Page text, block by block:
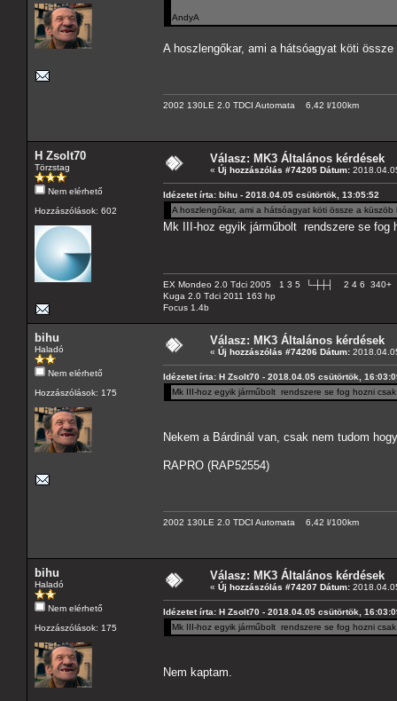
AndyA
A hoszlengőkar, ami a hátsóagyat köti
2002 130LE 2.0 TDCI Automata 6,42 l/100km
H Zsolt70
Törzstag
Nem elérhető
Hozzászólások: 602
Válasz: MK3 Általános kérdések
« Új hozzászólás #74205 Dátum:
Idézetet írta: bihu - 2018.04.05 csütörtök, 13:05:52
A hoszlengőkar, ami a hátsóagyat köti össze a küszöb
Mk III-hoz egyik járműbolt rendszere se
EX Mondeo 2.0 Tdci 2005 1 3 5 └-┼┼┤ 2 4 6 340+
Kuga 2.0 Tdci 2011 163 hp
Focus 1.4b
bihu
Haladó
Nem elérhető
Hozzászólások: 175
Válasz: MK3 Általános kérdések
« Új hozzászólás #74206 Dátum:
Idézetet írta: H Zsolt70 - 2018.04.05 csütörtök,
Mk III-hoz egyik járműbolt rendszere se fog hozni
Nekem a Bárdinál van, csak nem tudom
RAPRO (RAP52554)
2002 130LE 2.0 TDCI Automata 6,42 l/100km
bihu
Haladó
Nem elérhető
Hozzászólások: 175
Válasz: MK3 Általános kérdések
« Új hozzászólás #74207 Dátum:
Idézetet írta: H Zsolt70 - 2018.04.05 csütörtök,
Mk III-hoz egyik járműbolt rendszere se fog hozni
Nem kaptam.